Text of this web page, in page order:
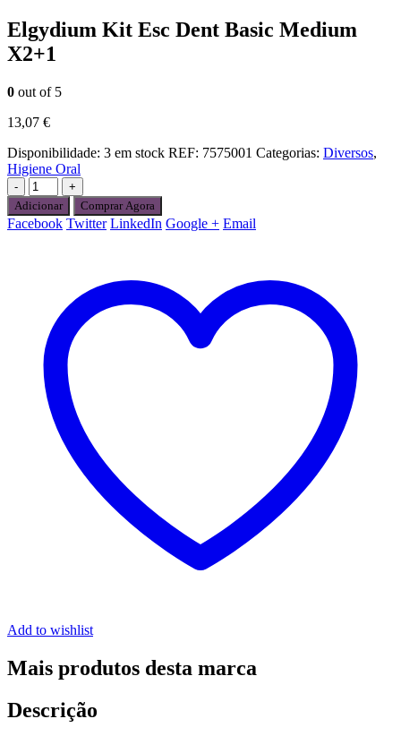
Elgydium Kit Esc Dent Basic Medium
X2+1
0 out of 5
13,07 €
Disponibilidade: 3 em stock REF: 7575001 Categorias: Diversos,
Higiene Oral
-
+
Adicionar
Comprar Agora
Facebook Twitter LinkedIn Google + Email
Add to wishlist
Mais produtos desta marca
Descrição